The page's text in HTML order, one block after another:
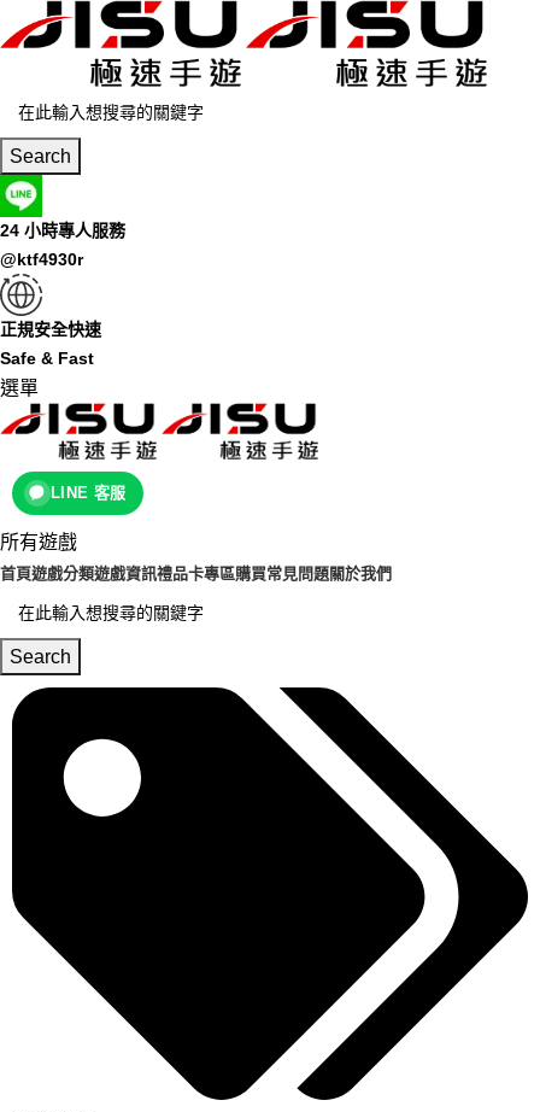
Search
24 小時專人服務
@ktf4930r
正規安全快速
Safe & Fast
選單
LINE 客服
所有遊戲
首頁遊戲分類遊戲資訊禮品卡專區購買常見問題關於我們
Search